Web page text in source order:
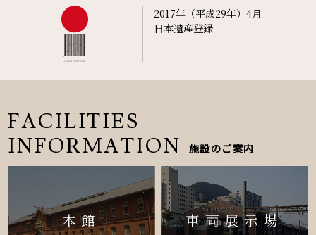
2017年（平成29年）4月
日本遺産登録
FACILITIES
INFORMATION
施設のご案内
本館 車両展示場